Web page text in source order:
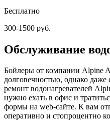
Бесплатно
300-1500 руб.
Обслуживание
Бойлеры от компании Alpine
долговечностью, однако
ремонт водонагревателей
нужно ехать в офис и
формы на web-сайте. К вам
оперативно и стопроцентно